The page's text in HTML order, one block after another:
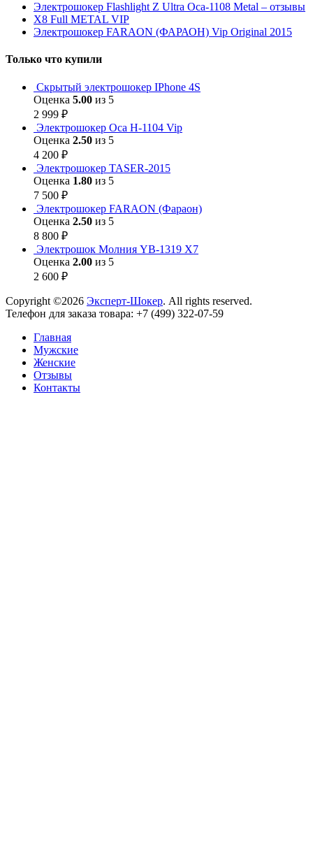
Электрошокер Flashlight Z Ultra Оса-1108 Metal – отзывы
Х8 Full METAL VIP
Электрошокер FARAON (ФАРАОН) Vip Original 2015
Только что купили
Скрытый электрошокер IPhone 4S
Оценка 5.00 из 5
2 999 ₽
Электрошокер Оса H-1104 Vip
Оценка 2.50 из 5
4 200 ₽
Электрошокер TASER-2015
Оценка 1.80 из 5
7 500 ₽
Электрошокер FARAON (Фараон)
Оценка 2.50 из 5
8 800 ₽
Электрошок Молния YB-1319 Х7
Оценка 2.00 из 5
2 600 ₽
Copyright ©2026 Эксперт-Шокер. All rights reserved.
Телефон для заказа товара: +7 (499) 322-07-59
Главная
Мужские
Женские
Отзывы
Контакты